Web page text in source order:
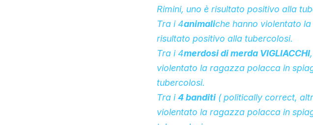
Rimini, uno è risultato positivo alla
Tra i 4animaliche hanno violentato
risultato positivo alla tubercolosi.
Tra i 4merdosi di merda VIGLIACCHI
violentato la ragazza polaccain
tubercolosi.
Tra i4banditi( politically correct,
violentato la ragazza polaccain